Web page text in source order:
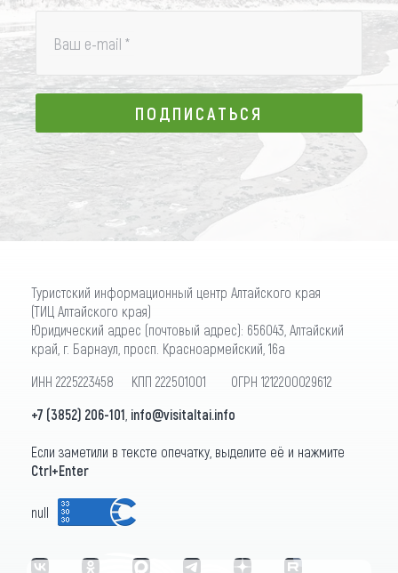
Ваш e-mail *
ПОДПИСАТЬСЯ
ПОДПИСАТЬСЯ
Туристский информационный центр Алтайского края
(ТИЦ Алтайского края)
Юридический адрес (почтовый адрес): 656043, Алтайский
край, г. Барнаул, просп. Красноармейский, 16а
ИНН 2225223458 КПП 222501001 ОГРН 1212200029612
+7 (3852) 206-101 info@visitaltai.info
Если заметили в тексте опечатку, выделите её и нажмите
Ctrl+Enter
null